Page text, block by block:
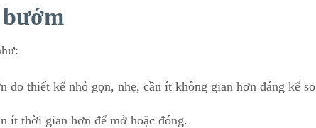
do thiết kế nhỏ gọn, nhẹ, cần ít không gian hơn đáng kể so
ít thời gian hơn để mở hoặc đóng.